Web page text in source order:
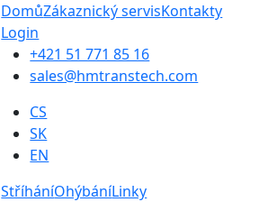
DomůZákaznický servisKontakty
Login
+421 51 771 85 16
sales@hmtranstech.com
CS
SK
EN
StříháníOhýbáníLinky